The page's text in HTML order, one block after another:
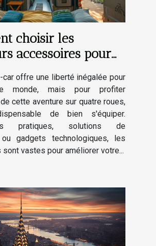
choisir les
accessoires pour
car
car offre une liberté inégalée pour
monde, mais pour profiter
cette aventure sur quatre roues,
de bien s'équiper.
pratiques, solutions de
ou gadgets technologiques, les
vastes pour améliorer votre...